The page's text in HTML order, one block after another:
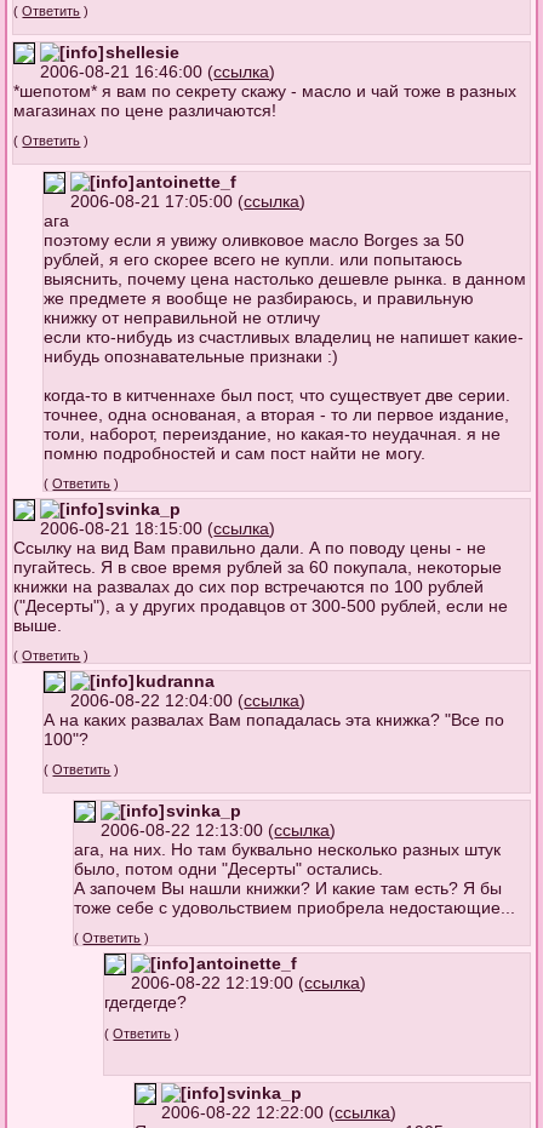
(Ответить )
shellesie
2006-08-21 16:46:00 (ссылка)
*шепотом* я вам по секрету скажу - масло и чай тоже в разных
магазинах по цене различаются!
(Ответить )
antoinette_f
2006-08-21 17:05:00 (ссылка)
ага
поэтому если я увижу оливковое масло Borges за 50
рублей, я его скорее всего не купли. или попытаюсь
выяснить, почему цена настолько дешевле рынка. в данном
же предмете я вообще не разбираюсь, и правильную
книжку от неправильной не отличу
если кто-нибудь из счастливых владелиц не напишет какие-
нибудь опознавательные признаки :)
когда-то в китченнахе был пост, что существует две серии.
точнее, одна основаная, а вторая - то ли первое издание,
толи, наборот, переиздание, но какая-то неудачная. я не
помню подробностей и сам пост найти не могу.
(Ответить )
svinka_p
2006-08-21 18:15:00 (ссылка)
Ссылку на вид Вам правильно дали. А по поводу цены - не
пугайтесь. Я в свое время рублей за 60 покупала, некоторые
книжки на развалах до сих пор встречаются по 100 рублей
("Десерты"), а у других продавцов от 300-500 рублей, если не
выше.
(Ответить )
kudranna
2006-08-22 12:04:00 (ссылка)
А на каких развалах Вам попадалась эта книжка? "Все по
100"?
(Ответить )
svinka_p
2006-08-22 12:13:00 (ссылка)
ага, на них. Но там буквально несколько разных штук
было, потом одни "Десерты" остались.
А започем Вы нашли книжки? И какие там есть? Я бы
тоже себе с удовольствием приобрела недостающие...
(Ответить )
antoinette_f
2006-08-22 12:19:00 (ссылка)
гдегдегде?
(Ответить )
svinka_p
2006-08-22 12:22:00 (ссылка)